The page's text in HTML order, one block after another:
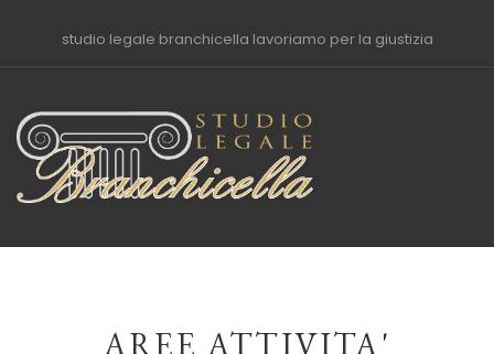
studio legale branchicella lavoriamo per la giustizia
AREE ATTIVITA'